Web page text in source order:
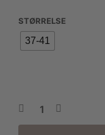
STØRRELSE
37-41